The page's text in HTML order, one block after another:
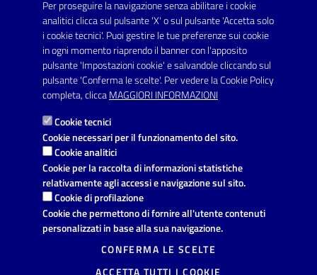
Per proseguire la navigazione senza abilitare i cookie
analitici clicca sul pulsante 'X' o sul pulsante 'Accetta solo
i cookie tecnici'. Puoi gestire le tue preferenze sui cookie
in ogni momento riaprendo il banner con l'apposito
pulsante 'Impostazioni cookie' e salvandole cliccando sul
pulsante 'Conferma le scelte'. Per vedere la Cookie Policy
completa, cliccaMAGGIORI INFORMAZIONI
Cookie tecnici
Cookie necessari per il funzionamento del sito.
Cookie analitici
Cookie per la raccolta di informazioni statistiche
relativamente agli accessi e navigazione sul sito.
Cookie di profilazione
Cookie che permettono di fornire all'utente contenuti
personalizzati in base alla sua navigazione.
CONFERMA LE SCELTE
protocollo.comunecarmiano@pec.rupar.puglia.it
URP - Ufficio Relazioni con il Pubblico
Link utili
Informativa privacy
Dichiarazione di accessibilità
Note legali
Domande frequenti
Richiesta di assistenza
Segnalazione disservizio